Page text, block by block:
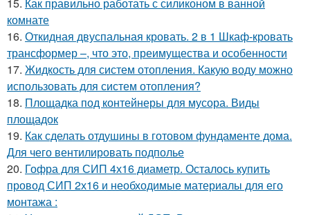
комнате
16. Откидная двуспальная кровать. 2 в 1 Шкаф-кровать
трансформер –, что это, преимущества и особенности
17. Жидкость для систем отопления. Какую воду можно
использовать для систем отопления?
18. Площадка под контейнеры для мусора. Виды
площадок
19. Как сделать отдушины в готовом фундаменте дома.
Для чего вентилировать подполье
20. Гофра для СИП 4х16 диаметр. Осталось купить
провод СИП 2х16 и необходимые материалы для его
монтажа :